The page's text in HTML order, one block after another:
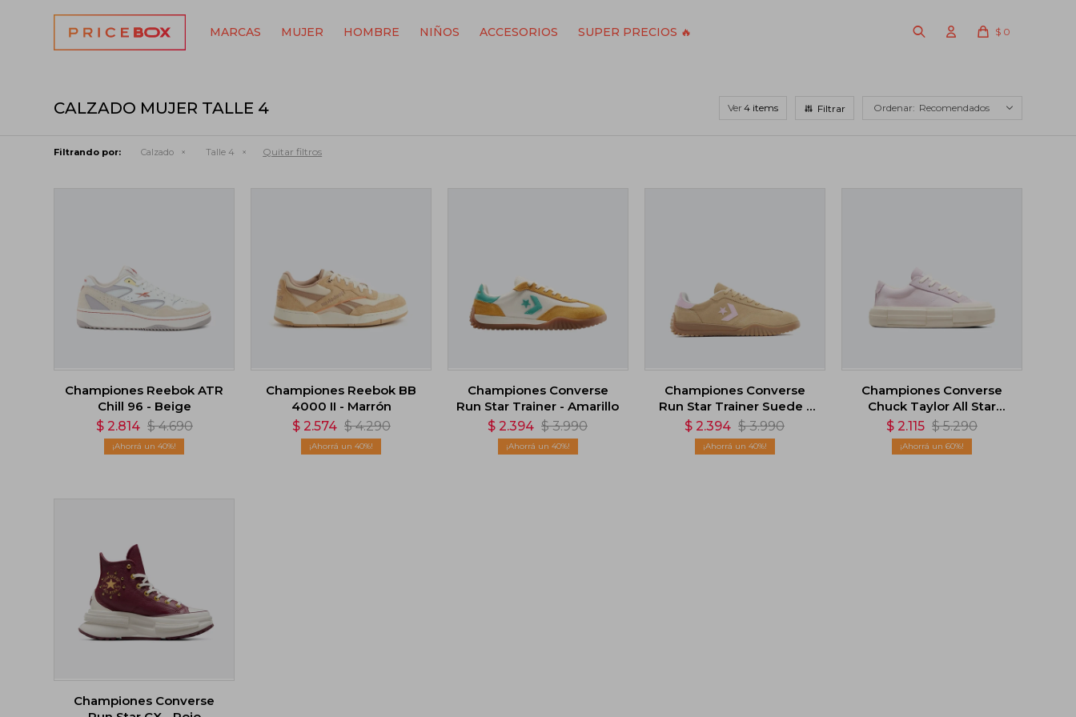
MARCAS MUJER HOMBRE NIÑOS ACCESORIOS SUPER PRECIOS 🔥 $ 0
CALZADO MUJER TALLE 4 Ver Recomendados
Filtrando por: Calzado Talle 4 Quitar filtros
Championes Reebok ATR
Chill 96 - Beige
$ 2.814 $ 4.690
40
Championes Reebok BB
4000 II - Marrón
$ 2.574 $ 4.290
40
Championes Converse
Run Star Trainer - Amarillo
$ 2.394 $ 3.990
40
Championes Converse
Run Star Trainer Suede -
Marron
$ 2.394 $ 3.990
40
Championes Converse
Chuck Taylor All Star
Cruise - Lila
$ 2.115 $ 5.290
60
Championes Converse